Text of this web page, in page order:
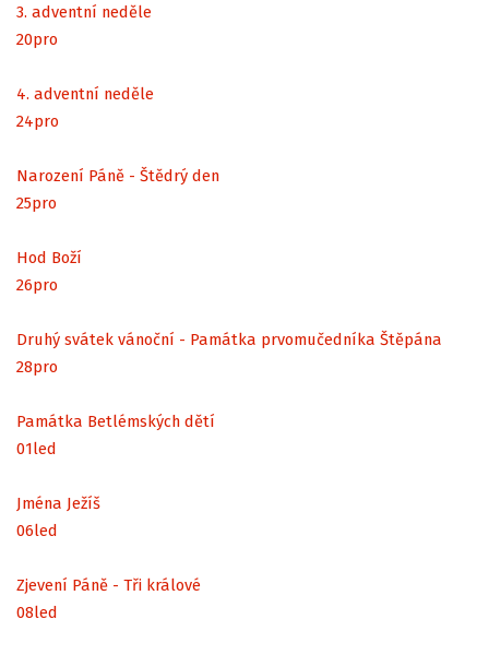
3. adventní neděle
20pro
4. adventní neděle
24pro
Narození Páně - Štědrý den
25pro
Hod Boží
26pro
Druhý svátek vánoční - Památka prvomučedníka Štěpána
28pro
Památka Betlémských dětí
01led
Jména Ježíš
06led
Zjevení Páně - Tři králové
08led